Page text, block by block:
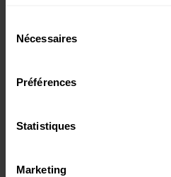
Nécessaires
Préférences
Statistiques
Marketing